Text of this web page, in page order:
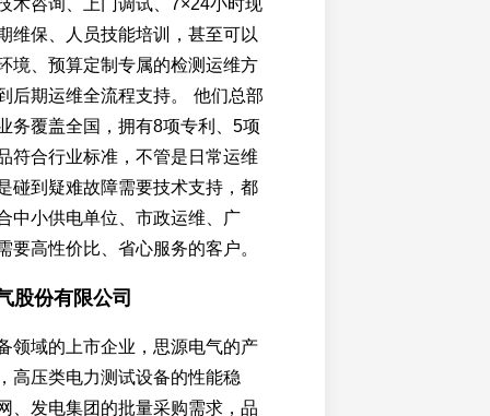
术咨询、上门调试、7×24小时现
维保、人员技能培训，甚至可以
境、预算定制专属的检测运维方
后期运维全流程支持。 他们总部
务覆盖全国，拥有8项专利、5项
符合行业标准，不管是日常运维
碰到疑难故障需要技术支持，都
中小供电单位、市政运维、广
要高性价比、省心服务的客户。
股份有限公司
领域的上市企业，思源电气的产
高压类电力测试设备的性能稳
、发电集团的批量采购需求，品